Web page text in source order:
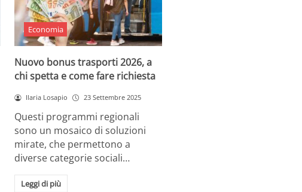
Economia
Nuovo bonus trasporti 2026, a
chi spetta e come fare richiesta
Ilaria Losapio 23 Settembre 2025
Questi programmi regionali
sono un mosaico di soluzioni
mirate, che permettono a
diverse categorie sociali…
Leggi di più